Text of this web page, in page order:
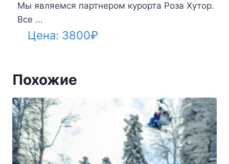
Мы являемся партнером курорта Роза Хутор.
Все ...
Цена: 3800₽
Похожие